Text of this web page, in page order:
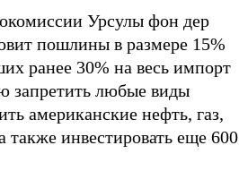
Урсулы фон дер
пошлины в размере 15%
ранее 30% на весь импорт
запретить любые виды
американские нефть, газ,
также инвестировать еще 600